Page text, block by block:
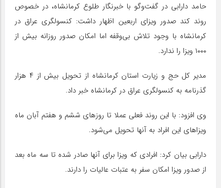
حامد دارابی در گفت‌وگو با خبرنگار طلوع کرمانشاه، در خصوص
روند کند صدور ویزای اربعین اظهار داشت: کنسولگری عراق در
کرمانشاه با وجود تلاش بی‌وقفه اما امکان صدور روزانه بیش از
۱۰۰۰ ویزا را ندارد.
مدیر کل حج و زیارت استان کرمانشاه از تحویل بیش از ۴ هزار
گذرنامه به کنسولگری عراق در کرمانشاه خبر داد.
وی افزود: با این روند فعلی عملا تا روزهای ششم و هفتم آبان ماه
ویزاهای این افراد به آنها تحویل می‌شود.
دارابی بیان کرد: افرادی که ویزا برای آنها صادر شده تا سه ماه بعد
از صدور ویزا امکان سفر به عتبات عالیات را دارند.